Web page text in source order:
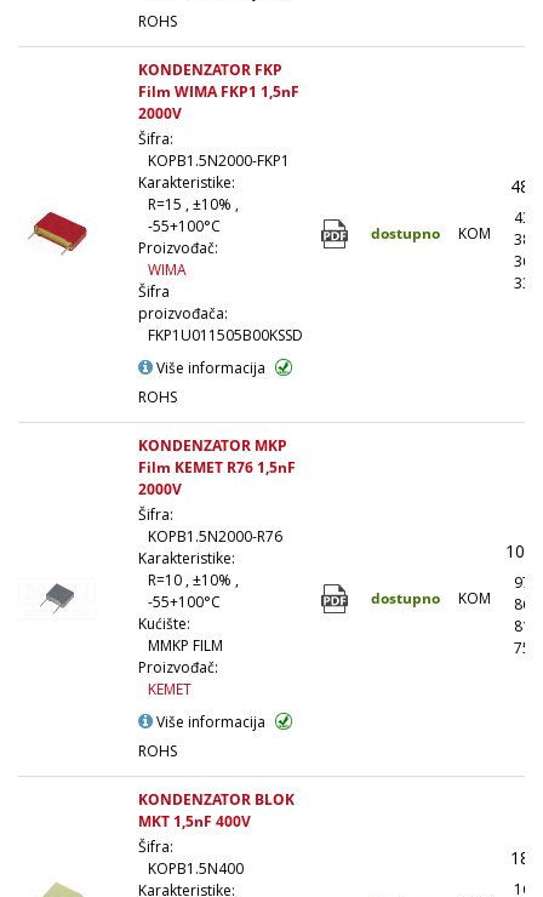
ROHS
KONDENZATOR FKP
Film WIMA FKP1 1,5nF
2000V
Šifra:
KOPB1.5N2000-FKP1
Karakteristike:
R=15 , ±10% ,
-55+100°C
Proizvođač:
WIMA
Šifra
proizvođača:
FKP1U011505B00KSSD
Više informacija
ROHS
dostupno KOM
KONDENZATOR MKP
Film KEMET R76 1,5nF
2000V
Šifra:
KOPB1.5N2000-R76
Karakteristike:
R=10 , ±10% ,
-55+100°C
Kućište:
MMKP FILM
Proizvođač:
KEMET
Više informacija
ROHS
dostupno KOM
KONDENZATOR BLOK
MKT 1,5nF 400V
Šifra:
KOPB1.5N400
Karakteristike: